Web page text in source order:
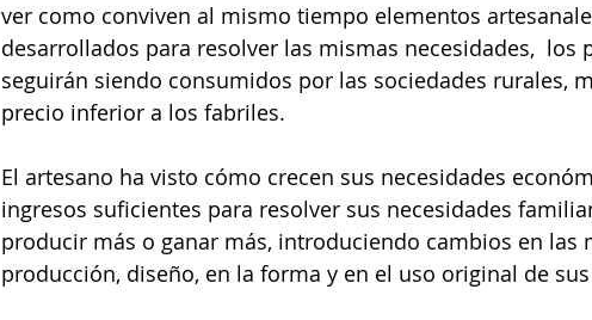
ver como conviven al mismo tiempo elementos
desarrollados para resolver las mismas necesidades,  los
seguirán siendo consumidos por las sociedades rurales,
precio inferior a los fabriles.
El artesano ha visto cómo crecen sus necesidades
ingresos suficientes para resolver sus necesidades
producir más o ganar más, introduciendo cambios en las
producción, diseño, en la forma y en el uso original de